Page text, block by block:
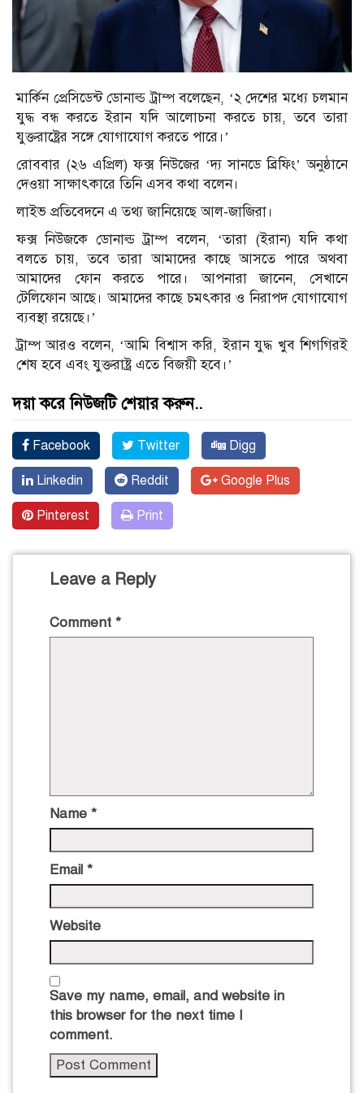
মার্কিন প্রেসিডেন্ট ডোনাল্ড ট্রাম্প বলেছেন, ‘২ দেশের মধ্যে চলমান
যুদ্ধ বন্ধ করতে ইরান যদি আলোচনা করতে চায়, তবে তারা
যুক্তরাষ্ট্রের সঙ্গে যোগাযোগ করতে পারে।’
রোববার (২৬ এপ্রিল) ফক্স নিউজের ‘দ্য সানডে ব্রিফিং’ অনুষ্ঠানে
দেওয়া সাক্ষাৎকারে তিনি এসব কথা বলেন।
লাইভ প্রতিবেদনে এ তথ্য জানিয়েছে আল-জাজিরা।
ফক্স নিউজকে ডোনাল্ড ট্রাম্প বলেন, ‘তারা (ইরান) যদি কথা
বলতে চায়, তবে তারা আমাদের কাছে আসতে পারে অথবা
আমাদের ফোন করতে পারে। আপনারা জানেন, সেখানে
টেলিফোন আছে। আমাদের কাছে চমৎকার ও নিরাপদ যোগাযোগ
ব্যবস্থা রয়েছে।’
ট্রাম্প আরও বলেন, ‘আমি বিশ্বাস করি, ইরান যুদ্ধ খুব শিগগিরই
শেষ হবে এবং যুক্তরাষ্ট্র এতে বিজয়ী হবে।’
দয়া করে নিউজটি শেয়ার করুন..
Facebook Twitter Digg
Linkedin Reddit Google Plus
Pinterest Print
Leave a Reply
Comment *
Name *
Email *
Website
Save my name, email, and website in
this browser for the next time I
comment.